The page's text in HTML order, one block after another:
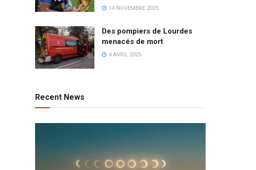
14 NOVEMBRE 2025
Des pompiers de Lourdes
menacés de mort
4 AVRIL 2025
Recent News